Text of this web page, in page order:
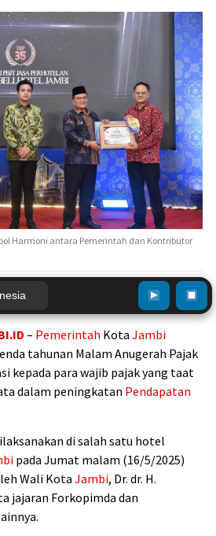
Harmoni antara Pemerintah dan Kontributor
– Pemerintah Kota Jambi
tahunan Malam Anugerah Pajak
kepada para wajib pajak yang taat
dalam peningkatan Pendapatan
di salah satu hotel
pada Jumat malam (16/5/2025)
Wali Kota Jambi, Dr. dr. H.
jajaran Forkopimda dan